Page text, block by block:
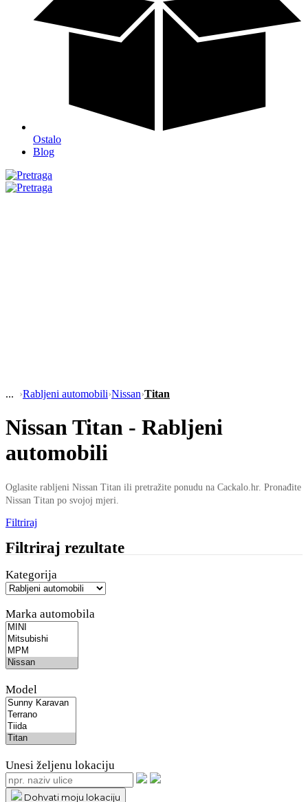
Ostalo
Blog
›Rabljeni automobili›Nissan›Titan
Nissan Titan - Rabljeni
automobili
Oglasite rabljeni Nissan Titan ili pretražite ponudu na Cackalo.hr. Pronađite
Nissan Titan po svojoj mjeri.
Filtriraj
Filtriraj rezultate
Kategorija
Marka automobila
Model
Unesi željenu lokaciju
Dohvati moju lokaciju